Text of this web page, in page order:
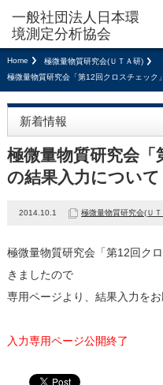
Home
極微量物質研究会(ＵＴＡ研)
極微量物質研究会「第12回クロスチェック
新着情報
極微量物質研究会「
の結果入力について
2014.10.1 極微量物質研究会(Ｕ
極微量物質研究会「第12回ク
きましたので
専用ページより、結果入力をお
入力専用ページ公開終了